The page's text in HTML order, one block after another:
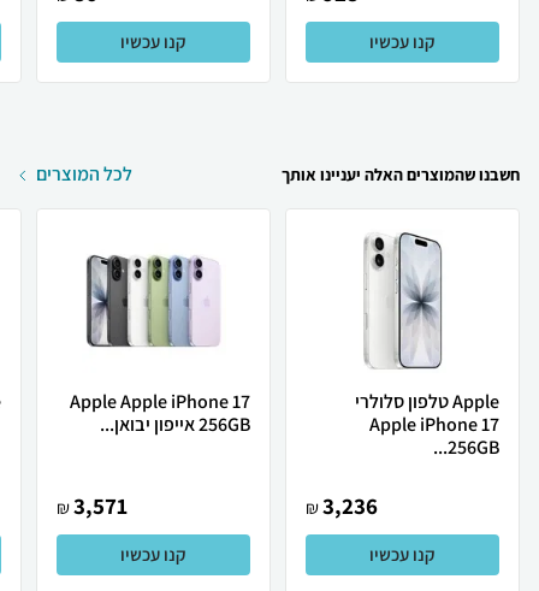
קנו עכשיו קנו עכשיו
חשבנו שהמוצרים האלה יעניינו אותך לכל המוצרים
Apple טלפון סלולרי
Apple iPhone 17
256GB...
3,236
₪
קנו עכשיו
Apple Apple iPhone 17
256GB אייפון יבואן...
3,571
₪
קנו עכשיו